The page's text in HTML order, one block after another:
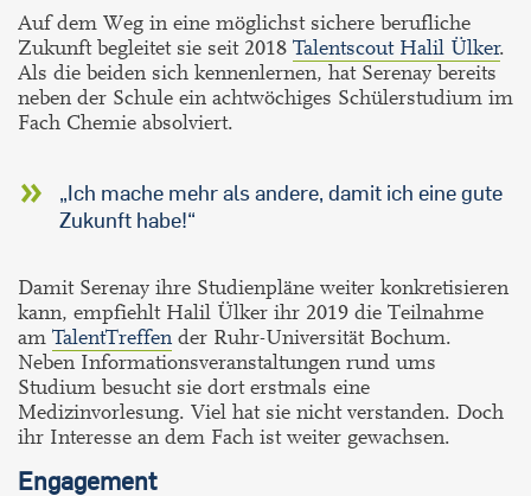
Auf dem Weg in eine möglichst sichere berufliche
Zukunft begleitet sie seit 2018 Talentscout Halil Ülker.
Als die beiden sich kennenlernen, hat Serenay bereits
neben der Schule ein achtwöchiges Schülerstudium im
Fach Chemie absolviert.
„Ich mache mehr als andere, damit ich eine gute
Zukunft habe!“
Damit Serenay ihre Studienpläne weiter konkretisieren
kann, empfiehlt Halil Ülker ihr 2019 die Teilnahme
am TalentTreffen der Ruhr-Universität Bochum.
Neben Informationsveranstaltungen rund ums
Studium besucht sie dort erstmals eine
Medizinvorlesung. Viel hat sie nicht verstanden. Doch
ihr Interesse an dem Fach ist weiter gewachsen.
Engagement